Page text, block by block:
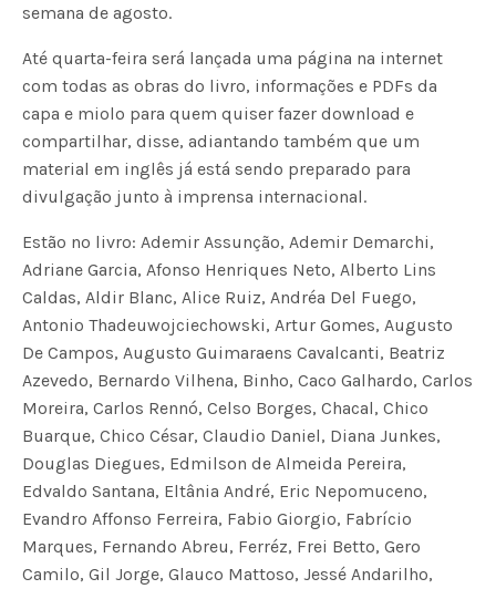
semana de agosto.
Até quarta-feira será lançada uma página na internet
com todas as obras do livro, informações e PDFs da
capa e miolo para quem quiser fazer download e
compartilhar, disse, adiantando também que um
material em inglês já está sendo preparado para
divulgação junto à imprensa internacional.
Estão no livro: Ademir Assunção, Ademir Demarchi,
Adriane Garcia, Afonso Henriques Neto, Alberto Lins
Caldas, Aldir Blanc, Alice Ruiz, Andréa Del Fuego,
Antonio Thadeuwojciechowski, Artur Gomes, Augusto
De Campos, Augusto Guimaraens Cavalcanti, Beatriz
Azevedo, Bernardo Vilhena, Binho, Caco Galhardo, Carlos
Moreira, Carlos Rennó, Celso Borges, Chacal, Chico
Buarque, Chico César, Claudio Daniel, Diana Junkes,
Douglas Diegues, Edmilson de Almeida Pereira,
Edvaldo Santana, Eltânia André, Eric Nepomuceno,
Evandro Affonso Ferreira, Fabio Giorgio, Fabrício
Marques, Fernando Abreu, Ferréz, Frei Betto, Gero
Camilo, Gil Jorge, Glauco Mattoso, Jessé Andarilho,